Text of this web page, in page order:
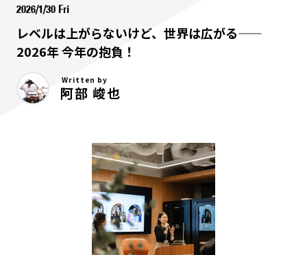
2026/1/30 Fri
レベルは上がらないけど、世界は広がる——
2026年 今年の抱負！
Written by
阿部 峻也